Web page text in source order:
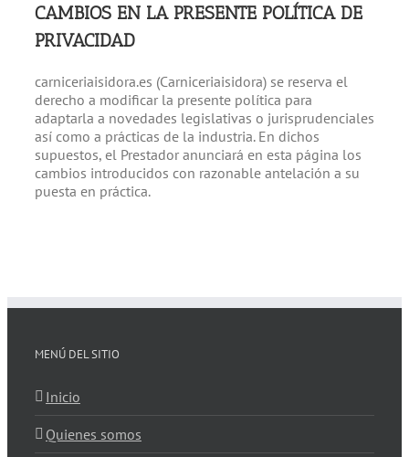
CAMBIOS EN LA PRESENTE POLÍTICA DE
PRIVACIDAD
carniceriaisidora.es (Carniceriaisidora) se reserva el
derecho a modificar la presente política para
adaptarla a novedades legislativas o jurisprudenciales
así como a prácticas de la industria. En dichos
supuestos, el Prestador anunciará en esta página los
cambios introducidos con razonable antelación a su
puesta en práctica.
MENÚ DEL SITIO
Inicio
Quienes somos